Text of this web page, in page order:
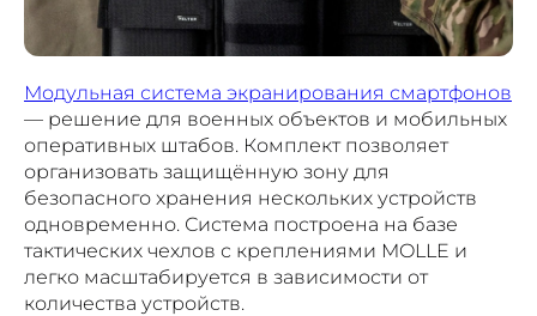
Модульная система экранирования смартфонов
— решение для военных объектов и мобильных
оперативных штабов. Комплект позволяет
организовать защищённую зону для
безопасного хранения нескольких устройств
одновременно. Система построена на базе
тактических чехлов с креплениями MOLLE и
легко масштабируется в зависимости от
количества устройств.
ПОЛЕЗНЫЕ МАТЕРИАЛЫ
И СКИДКИ ДЛЯ СВОИХ